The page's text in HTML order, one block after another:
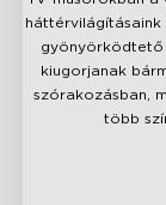
háttérvilágításaink
gyönyörködtető
kiugorjanak
szórakozásban,
több